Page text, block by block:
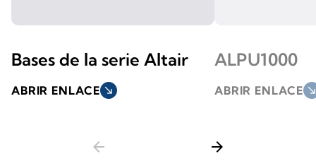
Bases de la serie Altair
ABRIR ENLACE south_east
ALPU1000
ABRIR ENLACE
arrow_back arrow_forward